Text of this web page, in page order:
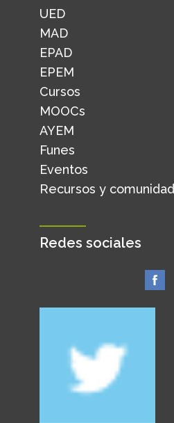
UED
MAD
EPAD
EPEM
Cursos
MOOCs
AYEM
Funes
Eventos
Recursos y comunidad
Redes sociales